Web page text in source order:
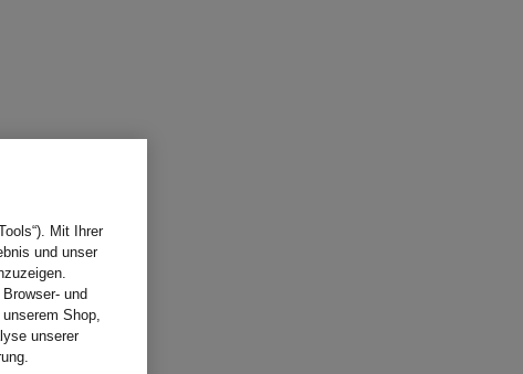
Mit Ihrer
und unser
und
Shop,
unserer